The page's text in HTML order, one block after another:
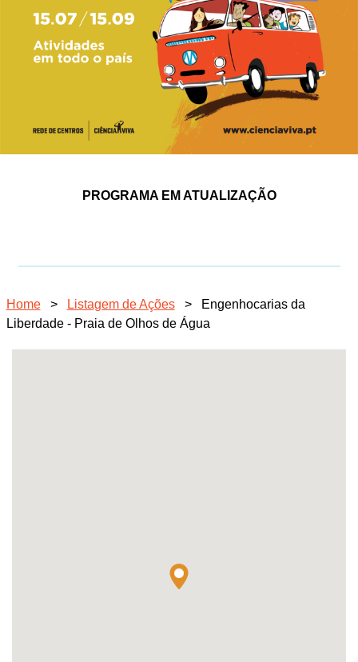
PROGRAMA EM ATUALIZAÇÃO
Home > Listagem de Ações >
Engenhocarias da
Liberdade - Praia de Olhos de Água